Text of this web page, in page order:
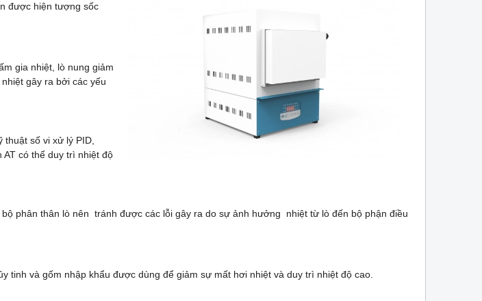
được hiện tượng sốc
gia nhiệt, lò nung giảm
gây ra bởi các yếu
số vi xử lý PID,
có thể duy trì nhiệt độ
phân thân lò nên tránh được các lỗi gây ra do sự ảnh hưởng nhiệt từ lò đến bộ phận điều
tinh và gốm nhập khẩu được dùng để giảm sự mất hơi nhiệt và duy trì nhiệt độ cao.